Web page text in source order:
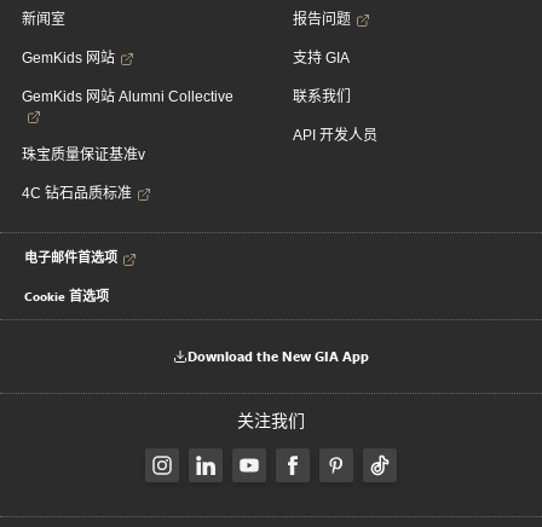
新闻室
GemKids 网站
GemKids 网站 Alumni Collective
珠宝质量保证基准v
4C 钻石品质标准
报告问题
支持 GIA
联系我们
API 开发人员
电子邮件首选项
Cookie 首选项
Download the New GIA App
关注我们